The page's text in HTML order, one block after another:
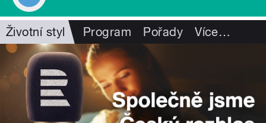
Životní styl Program Pořady Více…